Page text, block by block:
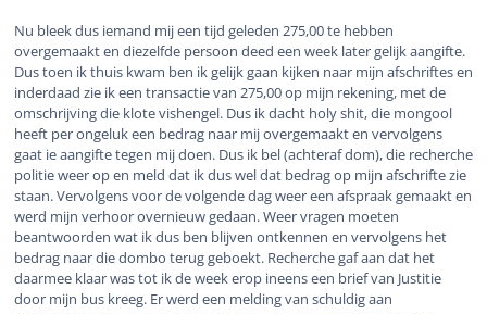
Nu bleek dus iemand mij een tijd geleden 275,00 te hebben
overgemaakt en diezelfde persoon deed een week later gelijk aangifte.
Dus toen ik thuis kwam ben ik gelijk gaan kijken naar mijn afschriftes en
inderdaad zie ik een transactie van 275,00 op mijn rekening, met de
omschrijving die klote vishengel. Dus ik dacht holy shit, die mongool
heeft per ongeluk een bedrag naar mij overgemaakt en vervolgens
gaat ie aangifte tegen mij doen. Dus ik bel (achteraf dom), die recherche
politie weer op en meld dat ik dus wel dat bedrag op mijn afschrifte zie
staan. Vervolgens voor de volgende dag weer een afspraak gemaakt en
werd mijn verhoor overnieuw gedaan. Weer vragen moeten
beantwoorden wat ik dus ben blijven ontkennen en vervolgens het
bedrag naar die dombo terug geboekt. Recherche gaf aan dat het
daarmee klaar was tot ik de week erop ineens een brief van Justitie
door mijn bus kreeg. Er werd een melding van schuldig aan